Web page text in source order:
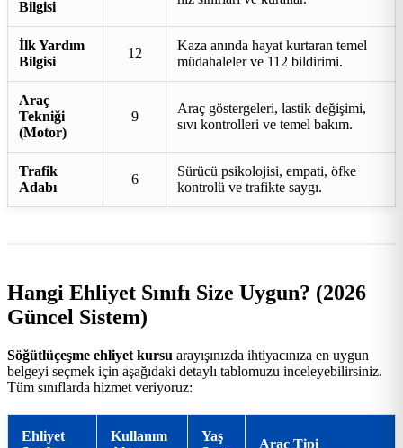
Bilgisi
İlk Yardım
Bilgisi
12
Kaza anında hayat kurtaran temel
müdahaleler ve 112 bildirimi.
Araç
Tekniği
(Motor)
9
Araç göstergeleri, lastik değişimi,
sıvı kontrolleri ve temel bakım.
Trafik
Adabı
6
Sürücü psikolojisi, empati, öfke
kontrolü ve trafikte saygı.
Hangi Ehliyet Sınıfı Size Uygun? (2026
Güncel Sistem)
Söğütlüçeşme ehliyet kursu arayışınızda ihtiyacınıza en uygun
belgeyi seçmek için aşağıdaki detaylı tablomuzu inceleyebilirsiniz.
Tüm sınıflarda hizmet veriyoruz:
Ehliyet
Kullanım
Yaş
Araç Tipi